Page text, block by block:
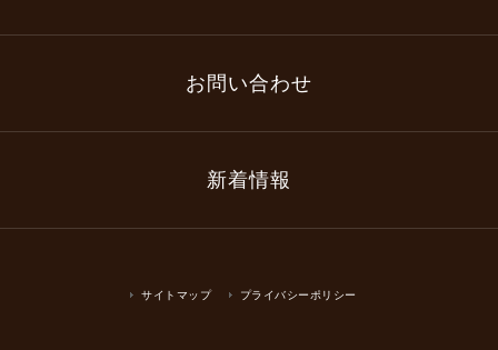
お問い合わせ
新着情報
サイトマップ プライバシーポリシー